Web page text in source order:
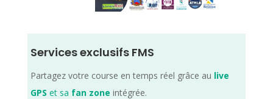
Services exclusifs FMS
Partagez votre course en temps réel grâce au live
GPS et sa fan zone intégrée.